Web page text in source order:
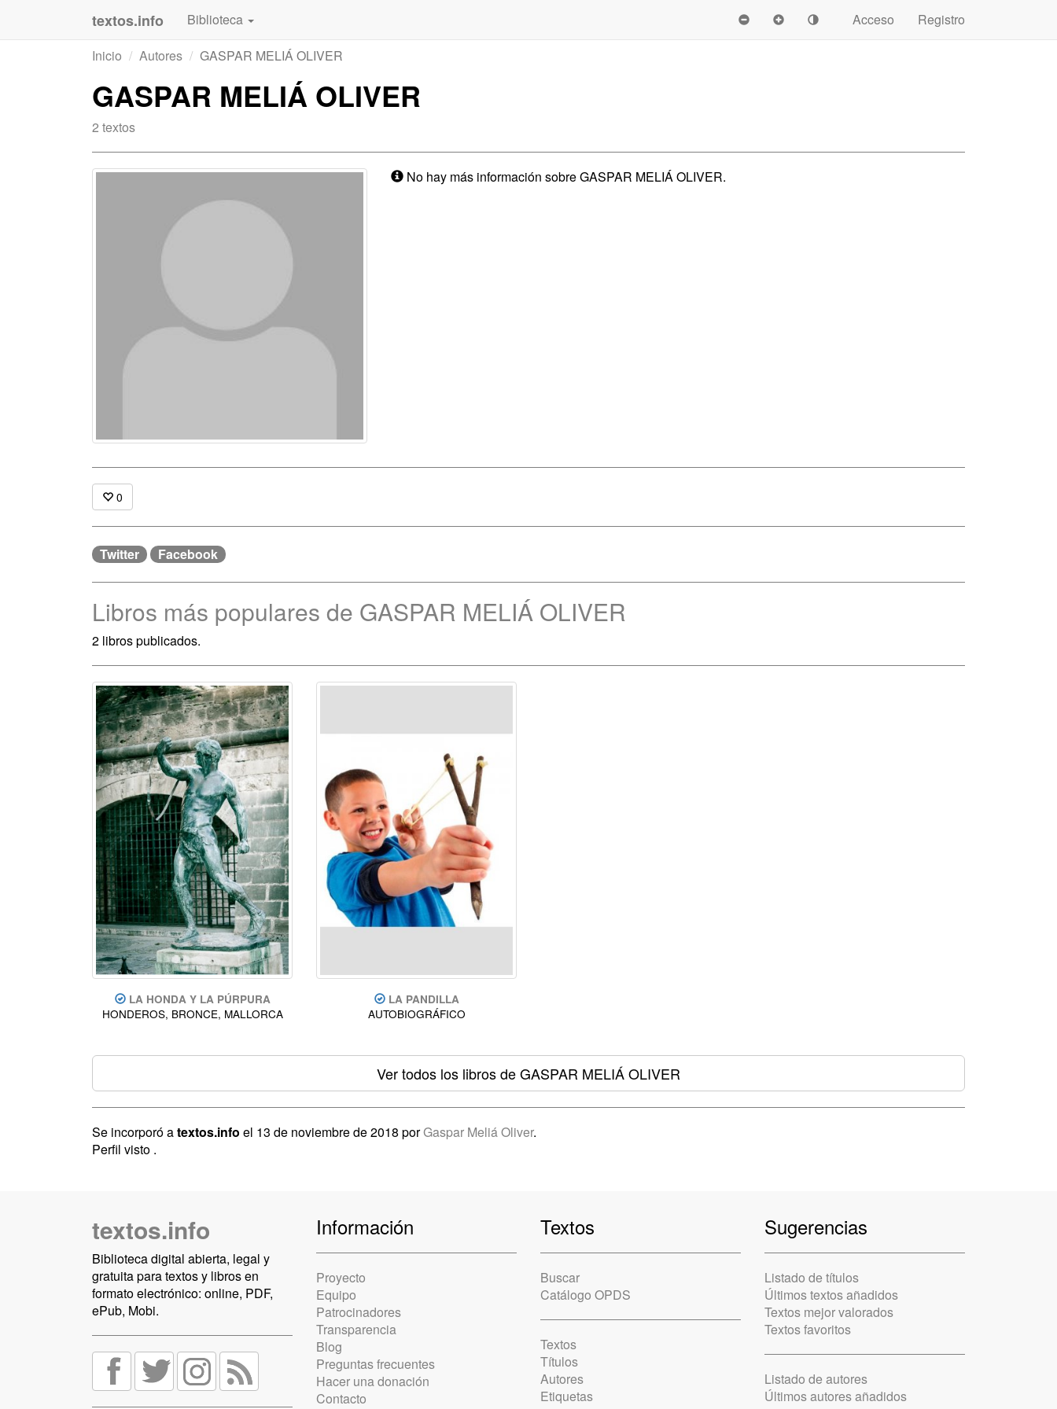
textos.info Biblioteca Acceso
Registro
Inicio
Autores GASPAR MELIÁ OLIVER
GASPAR MELIÁ OLIVER
2 textos
No hay más información sobre GASPAR MELIÁ OLIVER.
0
Twitter Facebook
Libros más populares de GASPAR MELIÁ OLIVER
2 libros publicados.
LA HONDA Y LA PÚRPURA
HONDEROS, BRONCE, MALLORCA
LA PANDILLA
AUTOBIOGRÁFICO
Ver todos los librosde GASPAR MELIÁ OLIVER
Se incorporó atextos.info el 13 de noviembre de 2018 porGaspar Meliá Oliver.
Perfil visto .
textos.info
Biblioteca digital abierta, legal y
gratuita para textos y libros en
formato electrónico: online, PDF,
ePub, Mobi.
Información
Proyecto
Equipo
Patrocinadores
Transparencia
Blog
Preguntas frecuentes
Hacer una donación
Contacto
Textos
Buscar
Catálogo OPDS
Textos
Títulos
Autores
Etiquetas
Sugerencias
Listado de títulos
Últimos textos añadidos
Textos mejor valorados
Textos favoritos
Listado de autores
Últimos autores añadidos